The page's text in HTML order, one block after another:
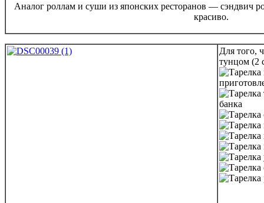
Аналог роллам и суши из японских ресторанов — сэндвич
красиво.
Для того,
тунцом (2
банка